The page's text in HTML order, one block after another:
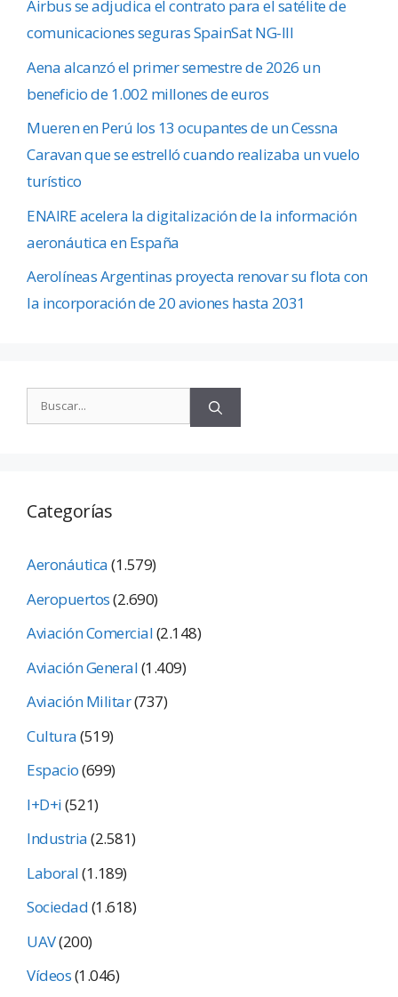
Airbus se adjudica el contrato para el satélite de
comunicaciones seguras SpainSat NG-III
Aena alcanzó el primer semestre de 2026 un
beneficio de 1.002 millones de euros
Mueren en Perú los 13 ocupantes de un Cessna
Caravan que se estrelló cuando realizaba un vuelo
turístico
ENAIRE acelera la digitalización de la información
aeronáutica en España
Aerolíneas Argentinas proyecta renovar su flota con
la incorporación de 20 aviones hasta 2031
Categorías
Aeronáutica(1.579)
Aeropuertos(2.690)
Aviación Comercial(2.148)
Aviación General(1.409)
Aviación Militar(737)
Cultura(519)
Espacio(699)
I+D+i(521)
Industria(2.581)
Laboral(1.189)
Sociedad(1.618)
UAV(200)
Vídeos(1.046)